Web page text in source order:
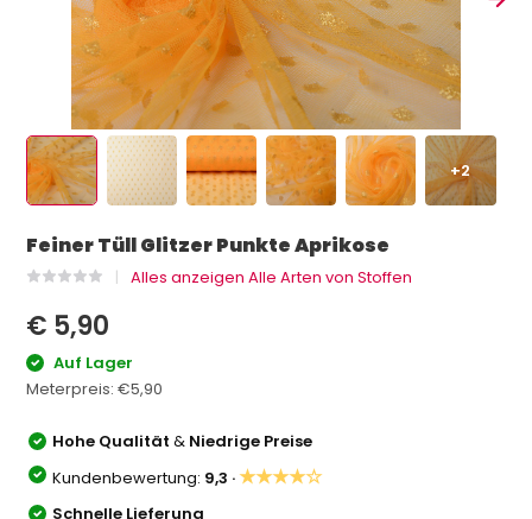
+2
Feiner Tüll Glitzer Punkte Aprikose
Alles anzeigen Alle Arten von Stoffen
€ 5,90
Auf Lager
Meterpreis:€5,90
Hohe Qualität& Niedrige Preise
Kundenbewertung: 9,3 ·★★★★☆
Schnelle Lieferung